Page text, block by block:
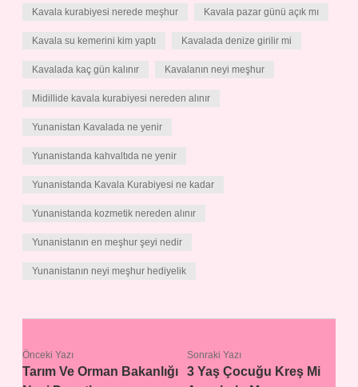
Kavala kurabiyesi nerede meşhur Kavala pazar günü açık mı
Kavala su kemerini kim yaptı Kavalada denize girilir mi
Kavalada kaç gün kalınır Kavalanın neyi meşhur
Midillide kavala kurabiyesi nereden alınır
Yunanistan Kavalada ne yenir
Yunanistanda kahvaltıda ne yenir
Yunanistanda Kavala Kurabiyesi ne kadar
Yunanistanda kozmetik nereden alınır
Yunanistanın en meşhur şeyi nedir
Yunanistanın neyi meşhur hediyelik
Önceki Yazı
Tarım Ve Orman Bakanlığı
Sonraki Yazı
3 Yaş Çocuğu Kreş Mi